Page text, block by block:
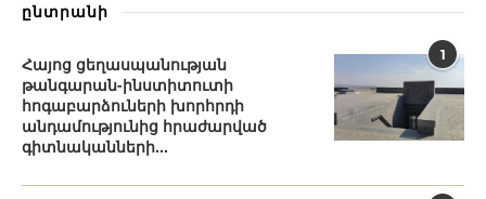
ընտրանի
1
Հայոց ցեղասպանության
թանգարան-ինստիտուտի
հոգաբարձուների խորհրդի
անդամությունից հրաժարված
գիտնականների...